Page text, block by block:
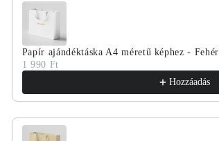
Papír ajándéktáska A4 méretű képhez - Fehér
1 990 Ft
Hozzáadás